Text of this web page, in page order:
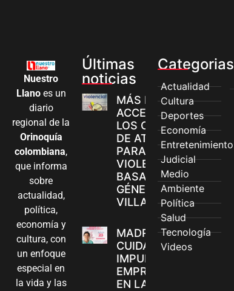
Nuestro
Llanoes un
diario
regional de la
Orinoquía
colombiana,
que informa
sobre
actualidad,
política,
economía y
cultura, con
un enfoque
especial en
la vida y las
Últimas
noticias
MÁS MUJERES
ACCEDEN A
LOS CANALES
DE ATENCIÓN
PARA
VIOLENCIAS
BASADAS EN
GÉNERO EN
VILLAVICENCIO
MADRES
CUIDADORAS
IMPULSAN SUS
EMPRENDIMIENTOS
EN LA FERIA
Categorias
Actualidad
Cultura
Deportes
Economía
Entretenimiento
Judicial
Medio
Ambiente
Política
Salud
Tecnología
Videos